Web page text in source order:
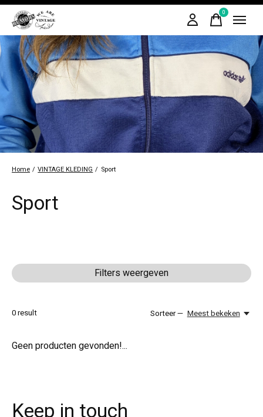
0items
Home / VINTAGE KLEDING / Sport
Sport
Filters weergeven
0result Sorteer — Meest bekeken
Geen producten gevonden!...